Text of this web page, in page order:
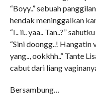
“Boyy..” sebuah
hendak meninggalkan
“I.. ii.. yaa.. Tan..?”
“Sini doongg..! Hangatin
yang.., ookkhh..” Tante
cabut dari liang
Bersambung…